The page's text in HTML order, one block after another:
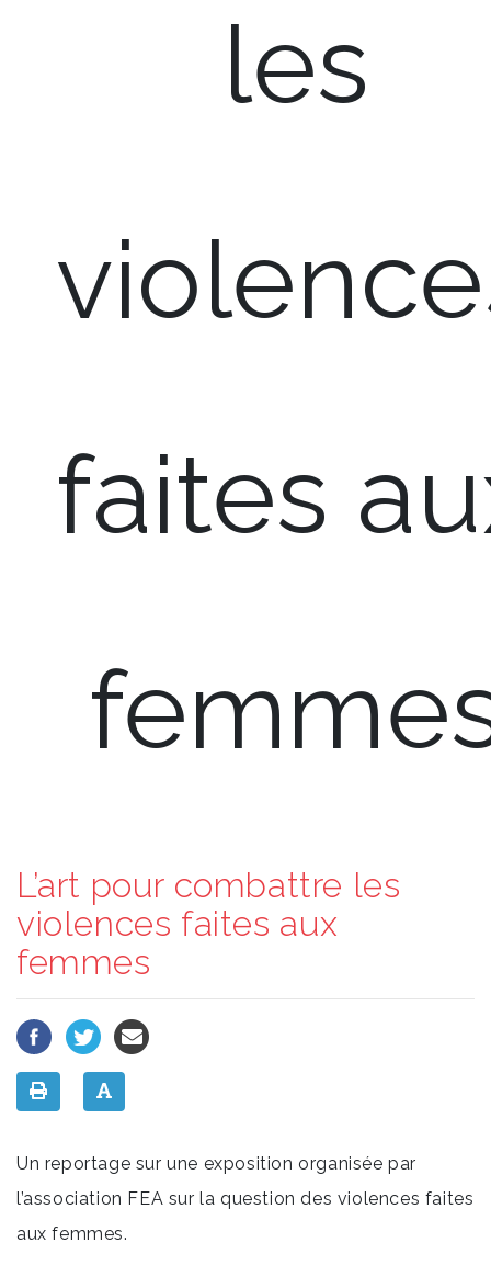
les
faites
L’art pour combattre les
violences faites aux
femmes
Un reportage sur une exposition organisée par
l’association FEA sur la question des violences faites
aux femmes.